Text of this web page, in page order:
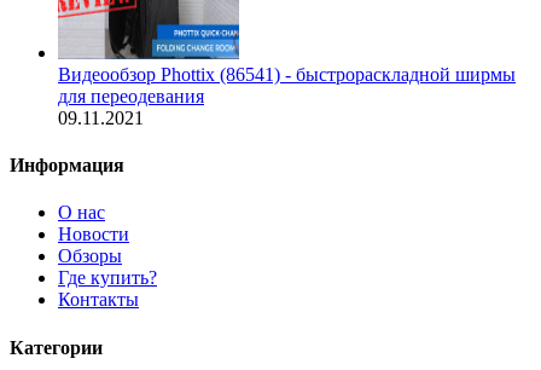
Видеообзор Phottix (86541) - быстрораскладной ширмы
для переодевания
09.11.2021
Информация
О нас
Новости
Обзоры
Где купить?
Контакты
Категории